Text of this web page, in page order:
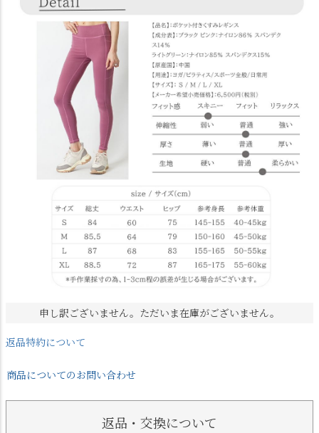
申し訳ございません。ただいま在庫がございません。
返品特約について
商品についてのお問い合わせ
返品・交換について